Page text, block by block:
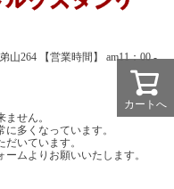
山264 【営業時間】 am11：00 -
せん。
多くなっています。
いています。
ムよりお願いいたします。
カートへ